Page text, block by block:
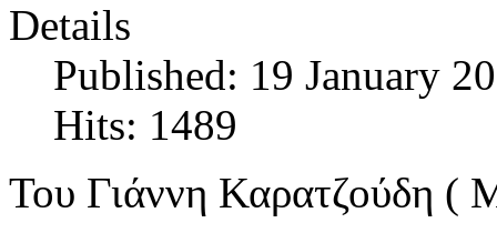
Details
Published: 19 January
Hits: 1489
Του Γιάννη Καρατζούδη (